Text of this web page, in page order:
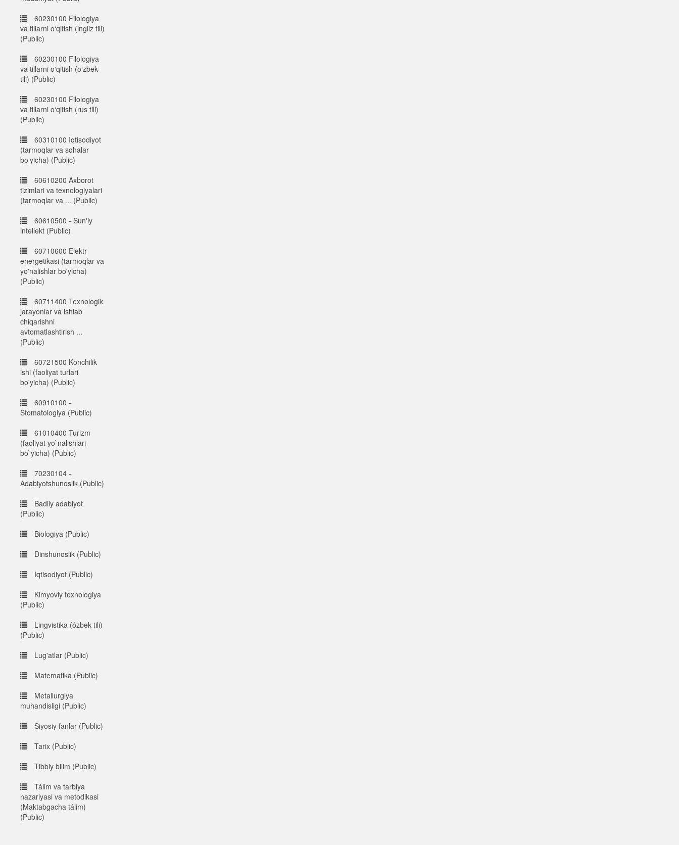
60230100 Filologiya
va tillarni o‘qitish (ingliz tili)
(Public)
60230100 Filologiya
va tillarni o‘qitish (o‘zbek
tili) (Public)
60230100 Filologiya
va tillarni o‘qitish (rus tili)
(Public)
60310100 Iqtisodiyot
(tarmoqlar va sohalar
bo‘yicha) (Public)
60610200 Axborot
tizimlari va texnologiyalari
(tarmoqlar va ... (Public)
60610500 - Sun'iy
intellekt (Public)
60710600 Elektr
energetikasi (tarmoqlar va
yo'nalishlar bo'yicha)
(Public)
60711400 Texnologik
jarayonlar va ishlab
chiqarishni
avtomatlashtirish ...
(Public)
60721500 Konchilik
ishi (faoliyat turlari
bo'yicha) (Public)
60910100 -
Stomatologiya (Public)
61010400 Turizm
(faoliyat yo`nalishlari
bo`yicha) (Public)
70230104 -
Adabiyotshunoslik (Public)
Badiiy adabiyot
(Public)
Biologiya (Public)
Dinshunoslik (Public)
Iqtisodiyot (Public)
Kimyoviy texnologiya
(Public)
Lingvistika (ózbek tili)
(Public)
Lug'atlar (Public)
Matematika (Public)
Metallurgiya
muhandisligi (Public)
Siyosiy fanlar (Public)
Tarix (Public)
Tibbiy bilim (Public)
Tálim va tarbiya
nazariyasi va metodikasi
(Maktabgacha tálim)
(Public)